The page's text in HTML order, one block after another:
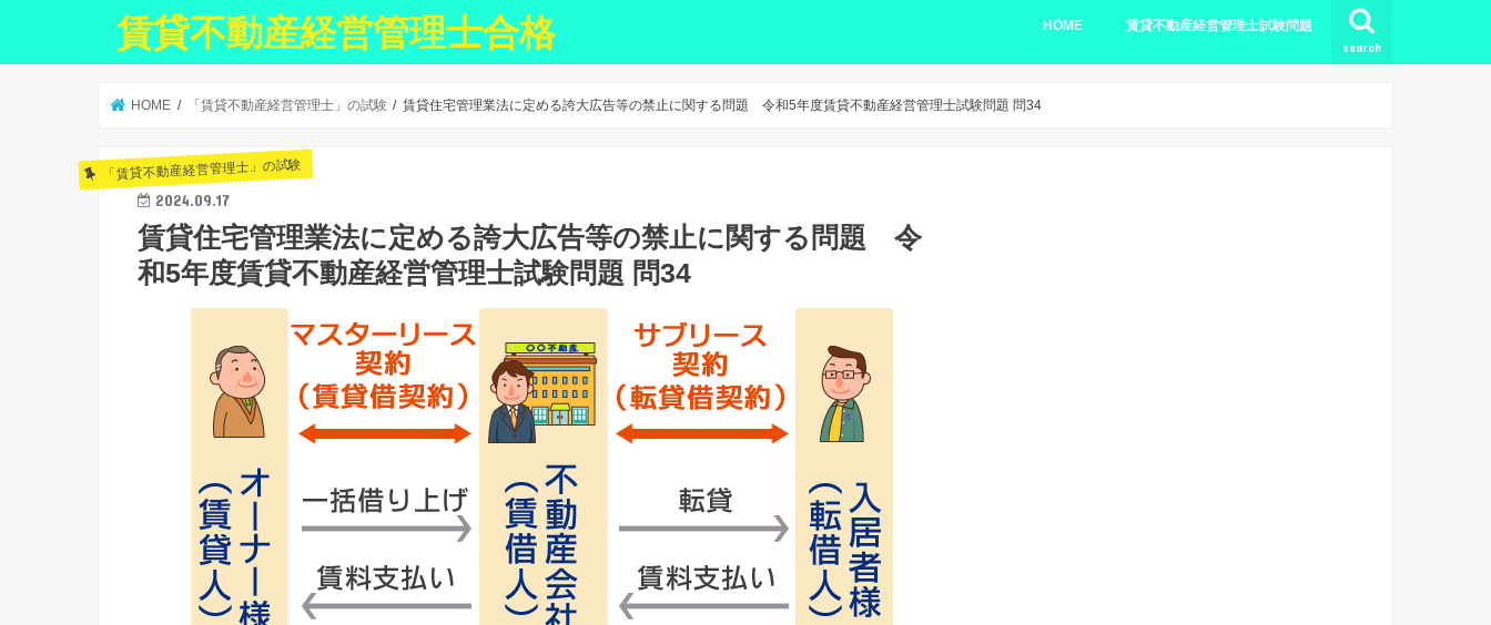
賃貸不動産経営管理士合格 search
HOME 賃貸不動産経営管理士試験問題
令和元年度 過去問
平成30年度 過去問
平成29年度 過去問
平成28年度 過去問
平成27年度 過去問
HOME 「賃貸不動産経営管理士」の試験 賃貸住宅管理業法に定める誇大広告等の禁止に関する問題 令和5年度賃貸不動産経営管理士試験問題 問34
「賃貸不動産経営管理士」の試験
2024.09.17
賃貸住宅管理業法に定める誇大広告等の禁止に関する問題 令
和5年度賃貸不動産経営管理士試験問題 問34